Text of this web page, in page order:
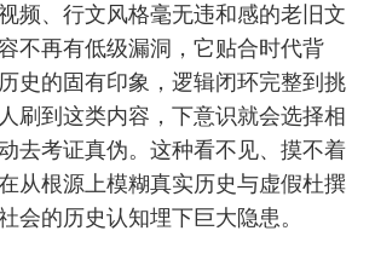
频、行文风格毫无违和感的老旧文
不再有低级漏洞，它贴合时代背
史的固有印象，逻辑闭环完整到挑
刷到这类内容，下意识就会选择相
去考证真伪。这种看不见、摸不着
从根源上模糊真实历史与虚假杜撰
会的历史认知埋下巨大隐患。